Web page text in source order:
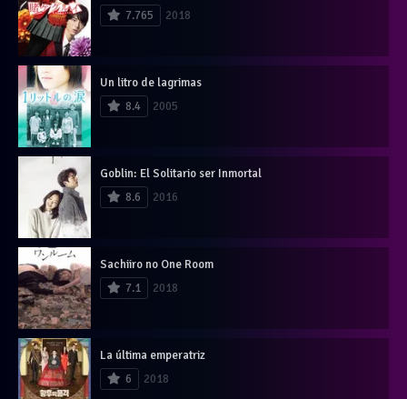
7.765
2018
Un litro de lagrimas
8.4
2005
Goblin: El Solitario ser Inmortal
8.6
2016
Sachiiro no One Room
7.1
2018
La última emperatriz
6
2018